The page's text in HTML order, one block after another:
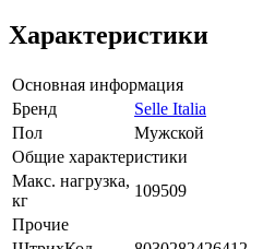
Характеристики
Основная информация
Бренд
Selle Italia
Пол
Мужской
Общие характеристики
Макс. нагрузка,
кг
109509
Прочие